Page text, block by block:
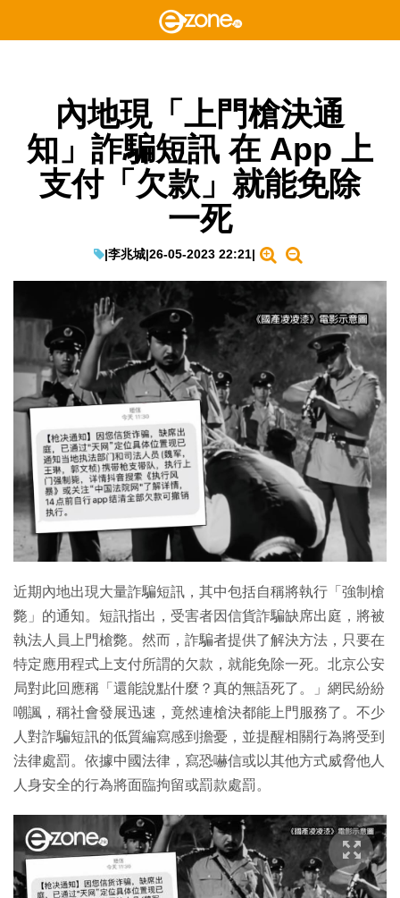
內地現「上門槍決通
知」詐騙短訊 在 App 上
支付「欠款」就能免除
一死
|李兆城|26-05-2023 22:21|
近期內地出現大量詐騙短訊，其中包括自稱將執行「強制槍
斃」的通知。短訊指出，受害者因信貨詐騙缺席出庭，將被
執法人員上門槍斃。然而，詐騙者提供了解決方法，只要在
特定應用程式上支付所謂的欠款，就能免除一死。北京公安
局對此回應稱「還能說點什麼？真的無語死了。」網民紛紛
嘲諷，稱社會發展迅速，竟然連槍決都能上門服務了。不少
人對詐騙短訊的低質編寫感到擔憂，並提醒相關行為將受到
法律處罰。依據中國法律，寫恐嚇信或以其他方式威脅他人
人身安全的行為將面臨拘留或罰款處罰。